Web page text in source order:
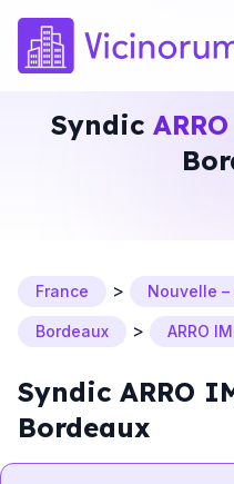
Syndic
France > Nouvelle
Bordeaux > ARRO
Syndic ARRO
Bordeaux